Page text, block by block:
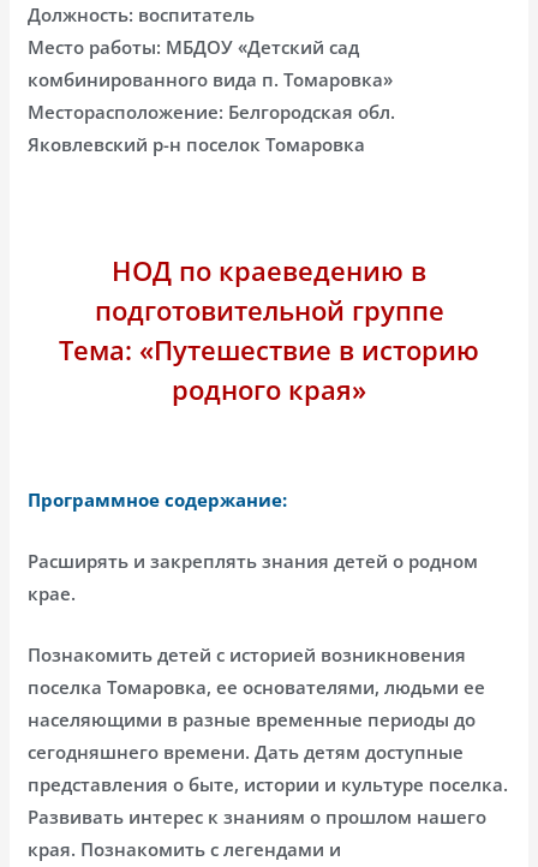
Должность: воспитатель
Место работы: МБДОУ «Детский сад
комбинированного вида п. Томаровка»
Месторасположение: Белгородская обл.
Яковлевский р-н поселок Томаровка
НОД по краеведению в
подготовительной группе
Тема: «Путешествие в историю
родного края»
Программное содержание:
Расширять и закреплять знания детей о родном
крае.
Познакомить детей с историей возникновения
поселка Томаровка, ее основателями, людьми ее
населяющими в разные временные периоды до
сегодняшнего времени. Дать детям доступные
представления о быте, истории и культуре поселка.
Развивать интерес к знаниям о прошлом нашего
края. Познакомить с легендами и